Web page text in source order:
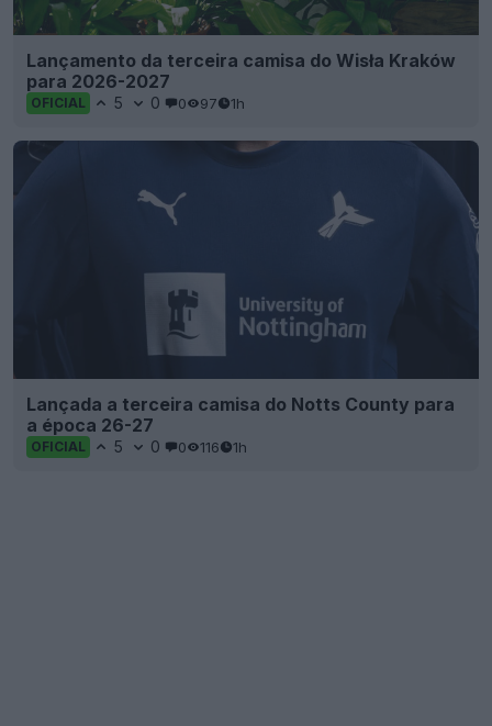
Lançamento da terceira camisa do Wisła Kraków
para 2026-2027
OFICIAL 5 0 0 97 1h
Lançada a terceira camisa do Notts County para
a época 26-27
OFICIAL 5 0 0 116 1h